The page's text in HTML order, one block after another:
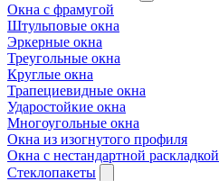
Окна с фрамугой
Штульповые окна
Эркерные окна
Треугольные окна
Круглые окна
Трапециевидные окна
Ударостойкие окна
Многоугольные окна
Окна из изогнутого профиля
Окна с нестандартной раскладкой
Стеклопакеты